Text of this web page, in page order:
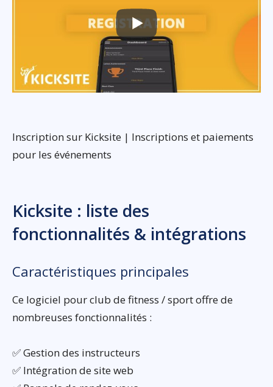
Inscription sur Kicksite | Inscriptions et paiements
pour les événements
Kicksite : liste des
fonctionnalités & intégrations
Caractéristiques principales
Ce logiciel pour club de fitness / sport offre de
nombreuses fonctionnalités :
✅ Gestion des instructeurs
✅ Intégration de site web